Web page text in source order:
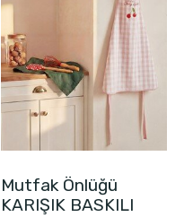
Mutfak Önlüğü
KARIŞIK BASKILI